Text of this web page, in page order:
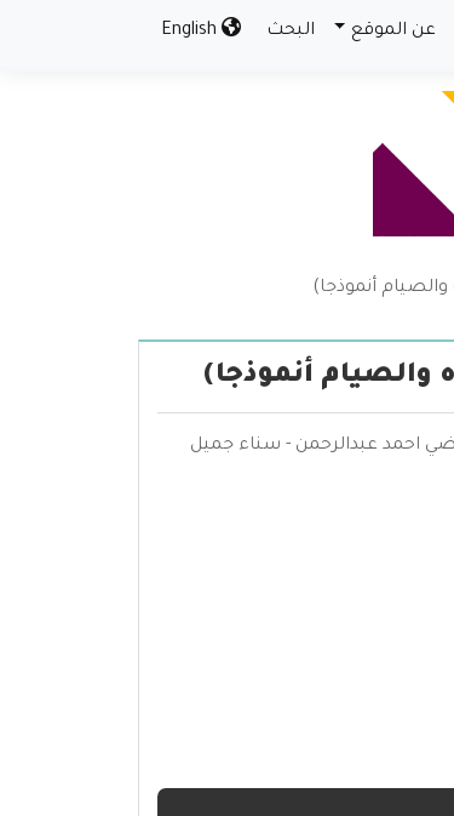
عن الموقع البحث
والصيام أنموذجا)
والصيام أنموذجا)
راضي احمد عبدالرحمن - سناء جميل